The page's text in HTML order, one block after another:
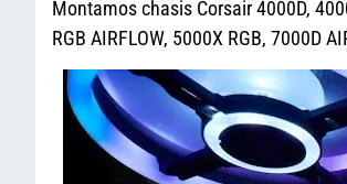
Montamos chasis Corsair 4000D,
RGB AIRFLOW, 5000X RGB, 7000D